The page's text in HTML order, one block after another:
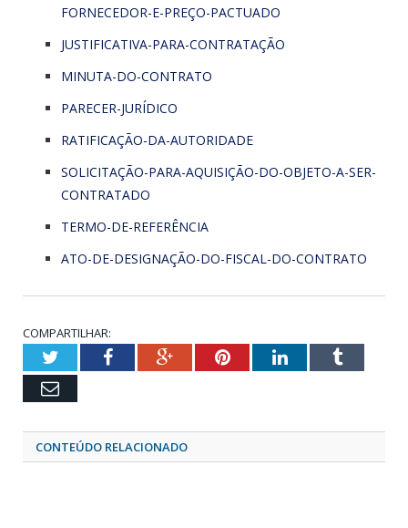
FORNECEDOR-E-PREÇO-PACTUADO
JUSTIFICATIVA-PARA-CONTRATAÇÃO
MINUTA-DO-CONTRATO
PARECER-JURÍDICO
RATIFICAÇÃO-DA-AUTORIDADE
SOLICITAÇÃO-PARA-AQUISIÇÃO-DO-OBJETO-A-SER-
CONTRATADO
TERMO-DE-REFERÊNCIA
ATO-DE-DESIGNAÇÃO-DO-FISCAL-DO-CONTRATO
COMPARTILHAR:
TwitterFacebookGoogle+PinterestLinkedInTumblr
Email
CONTEÚDO RELACIONADO